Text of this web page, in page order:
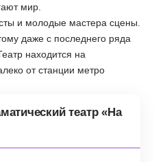
мир.
и молодые мастера сцены.
даже с последнего ряда
находится на
от станции метро
театр «На